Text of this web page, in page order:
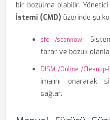
bir bozulma olabilir. Yönetici
İstemi (CMD) üzerinde şu
sfc /scannow:
tarar ve bozuk
DISM /Online /
imajını onararak
sağlar.